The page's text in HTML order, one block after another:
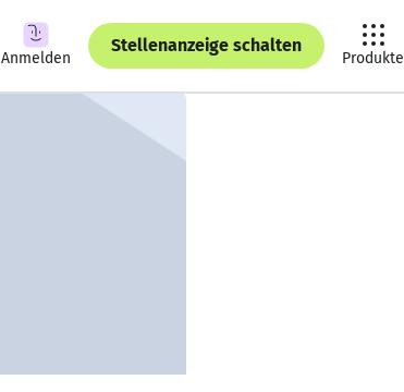
Anmelden
Stellenanzeige schalten
Produkte